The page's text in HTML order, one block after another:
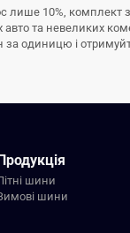
лише 10%,
та невеликих
одиницю і
шини
шини